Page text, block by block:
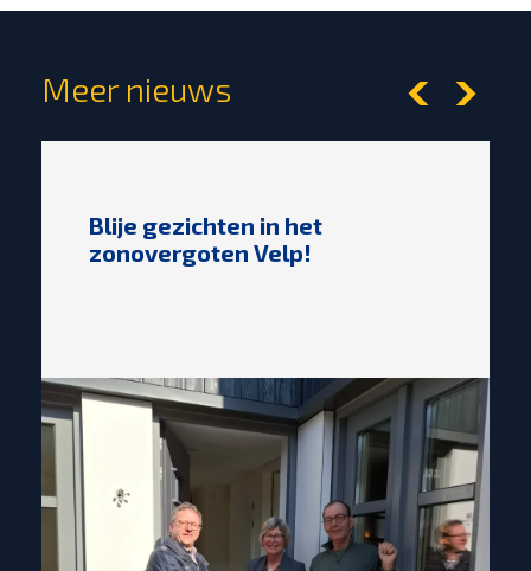
Meer nieuws
Blije gezichten in het
zonovergoten Velp!